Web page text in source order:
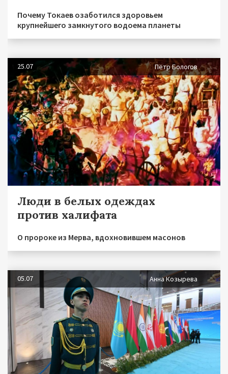
Почему Токаев озаботился здоровьем
крупнейшего замкнутого водоема планеты
25.07 Пётр Бологов
Люди в белых одеждах
против халифата
О пророке из Мерва, вдохновившем масонов
05.07 Анна Козырева